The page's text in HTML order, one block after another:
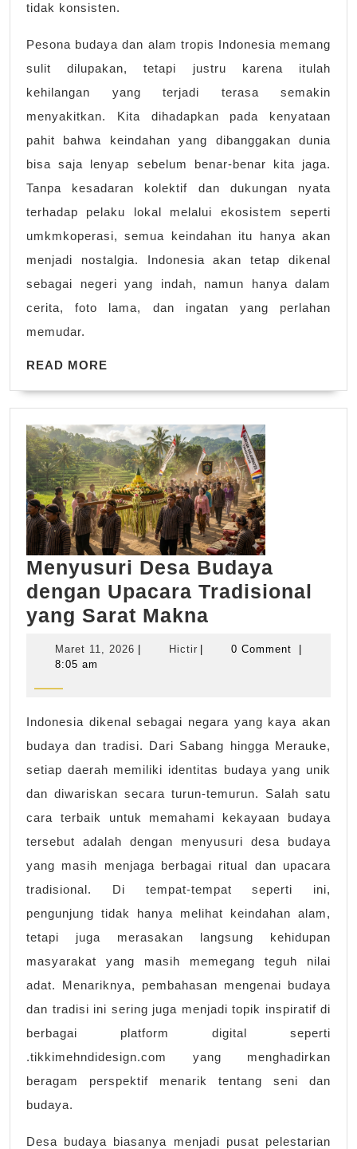
tidak konsisten.
Pesona budaya dan alam tropis Indonesia memang
sulit dilupakan, tetapi justru karena itulah
kehilangan yang terjadi terasa semakin
menyakitkan. Kita dihadapkan pada kenyataan
pahit bahwa keindahan yang dibanggakan dunia
bisa saja lenyap sebelum benar-benar kita jaga.
Tanpa kesadaran kolektif dan dukungan nyata
terhadap pelaku lokal melalui ekosistem seperti
umkmkoperasi, semua keindahan itu hanya akan
menjadi nostalgia. Indonesia akan tetap dikenal
sebagai negeri yang indah, namun hanya dalam
cerita, foto lama, dan ingatan yang perlahan
memudar.
READ MORE
Menyusuri Desa Budaya
dengan Upacara Tradisional
yang Sarat Makna
Tradisional
yang
Sarat
Makna
Maret 11, 2026 Maret
| HictirHictir
| 0 Comment
|
8:05 am
Indonesia dikenal sebagai negara yang kaya akan
budaya dan tradisi. Dari Sabang hingga Merauke,
setiap daerah memiliki identitas budaya yang unik
dan diwariskan secara turun-temurun. Salah satu
cara terbaik untuk memahami kekayaan budaya
tersebut adalah dengan menyusuri desa budaya
yang masih menjaga berbagai ritual dan upacara
tradisional. Di tempat-tempat seperti ini,
pengunjung tidak hanya melihat keindahan alam,
tetapi juga merasakan langsung kehidupan
masyarakat yang masih memegang teguh nilai
adat. Menariknya, pembahasan mengenai budaya
dan tradisi ini sering juga menjadi topik inspiratif di
berbagai platform digital seperti
.tikkimehndidesign.com yang menghadirkan
beragam perspektif menarik tentang seni dan
budaya.
Desa budaya biasanya menjadi pusat pelestarian